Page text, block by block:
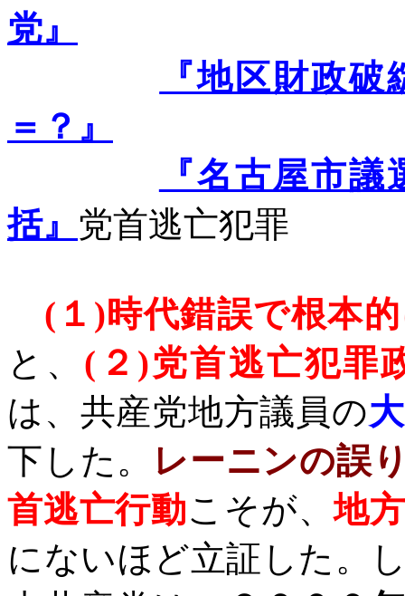
党』
『地区財政
＝？』
『名古屋市
括』 党首逃亡犯罪
( １ )時代錯誤で根本
と、 ( ２ )党首逃亡犯罪
は、共産党地方議員の
下した。
レーニンの誤
首逃亡行動こそが、地
にないほど立証した。